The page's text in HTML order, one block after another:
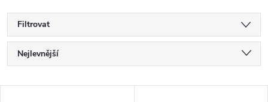
Filtrovat
Ř
a
Nejlevnější